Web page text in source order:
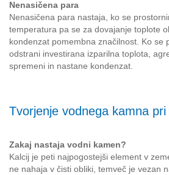
Nenasičena para
Nenasičena para nastaja, ko se
temperatura pa se za dovajanje toplote
kondenzat pomembna značilnost. Ko se
odstrani investirana izparilna toplota,
spremeni in nastane kondenzat.
Tvorjenje vodnega kamna
Zakaj nastaja vodni kamen?
Kalcij je peti najpogostejši element v
ne nahaja v čisti obliki, temveč je vezan